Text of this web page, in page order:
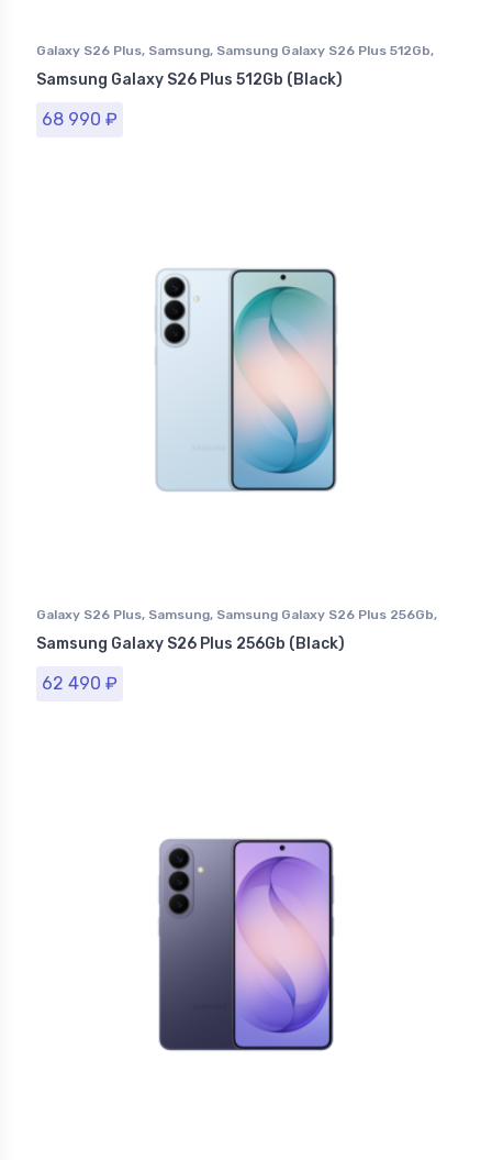
Galaxy S26 Plus, Samsung, Samsung Galaxy S26 Plus 512Gb,
Смартфоны Samsung в Ставрополе
Samsung Galaxy S26 Plus 512Gb (Black)
68 990 ₽
Galaxy S26 Plus, Samsung, Samsung Galaxy S26 Plus 256Gb,
Смартфоны Samsung в Ставрополе
Samsung Galaxy S26 Plus 256Gb (Black)
62 490 ₽